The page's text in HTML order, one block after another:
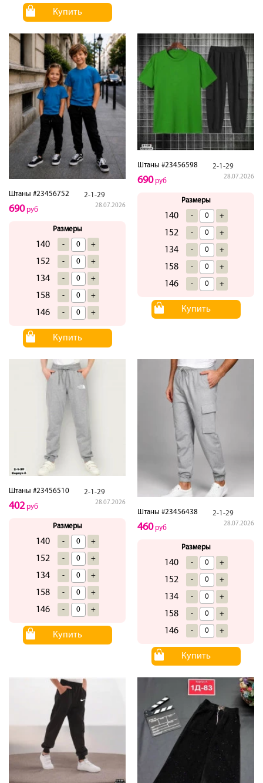
Купить
Штаны #23456752 2-1-29
28.07.2026
690руб
Размеры
140 - +
152 - +
134 - +
158 - +
146 - +
Купить
Штаны #23456598 2-1-29
28.07.2026
690руб
Размеры
140 - +
152 - +
134 - +
158 - +
146 - +
Купить
Штаны #23456510 2-1-29
28.07.2026
402руб
Размеры
140 - +
152 - +
134 - +
158 - +
146 - +
Купить
Штаны #23456438 2-1-29
28.07.2026
460руб
Размеры
140 - +
152 - +
134 - +
158 - +
146 - +
Купить